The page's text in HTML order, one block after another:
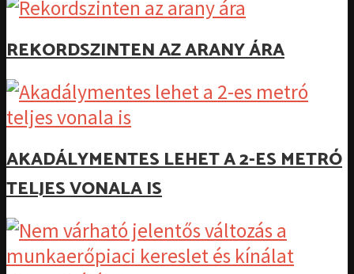
REKORDSZINTEN AZ ARANY ÁRA
AKADÁLYMENTES LEHET A 2-ES METRÓ
TELJES VONALA IS